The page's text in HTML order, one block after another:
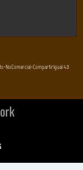
NoComercial-CompartirIgual 4.0